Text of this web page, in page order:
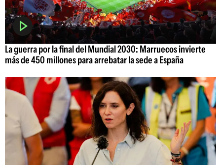
La guerra por la final del Mundial 2030: Marruecos invierte
más de 450 millones para arrebatar la sede a España